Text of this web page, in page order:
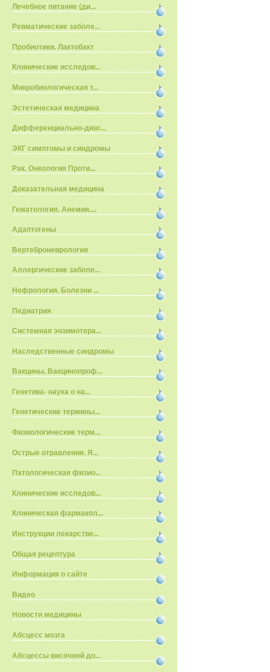
Лечебное питание (ди...
Ревматические заболе...
Пробиотики. Лактобакт
Клинические исследов...
Микробиологическая т...
Эстетическая медицина
Дифференциально-диаг...
ЭКГ симптомы и синдромы
Рак. Онкология Проти...
Доказательная медицина
Гематология. Анемия....
Адаптогены
Вертеброневрология
Аллергические заболе...
Нефрология. Болезни ...
Педиатрия
Системная энзимотера...
Наследственные синдромы
Вакцины. Вакцинопроф...
Генетика- наука о на...
Генетические термины...
Физиологические терм...
Острые отравления. Я...
Патологическая физио...
Клинические исследов...
Клиническая фармакол...
Инструкции лекарстве...
Общая рецептура
Информация о сайте
Видео
Новости медицины
Абсцесс мозга
Абсцессы височной до...